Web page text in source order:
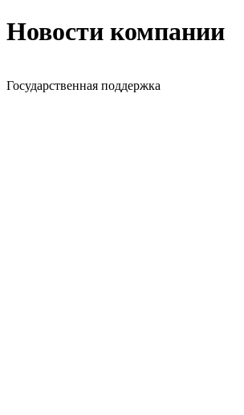
Новости компании
Государственная поддержка